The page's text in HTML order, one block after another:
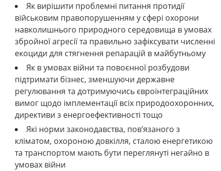
Як вирішити проблемні питання протидії
військовим правопорушенням у сфері охорони
навколишнього природного середовища в умовах
збройної агресії та правильно зафіксувати численні
екоциди для стягнення репарацій в майбутньому
Як в умовах війни та повоєнної розбудови
підтримати бізнес, зменшуючи державне
регулювання та дотримуючись євроінтеграційних
вимог щодо імплементації всіх природоохоронних,
директиви з енергоефективності тощо
Які норми законодавства, пов’язаного з
кліматом, охороною довкілля, сталою енергетикою
та транспортом мають бути переглянуті негайно в
умовах війни